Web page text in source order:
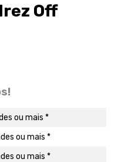
Off
ou mais *
ou mais *
ou mais *